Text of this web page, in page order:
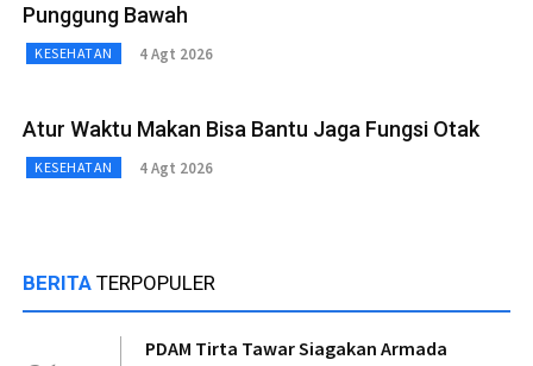
Punggung Bawah
KESEHATAN 4 Agt 2026
Atur Waktu Makan Bisa Bantu Jaga Fungsi Otak
KESEHATAN 4 Agt 2026
BERITA TERPOPULER
PDAM Tirta Tawar Siagakan Armada